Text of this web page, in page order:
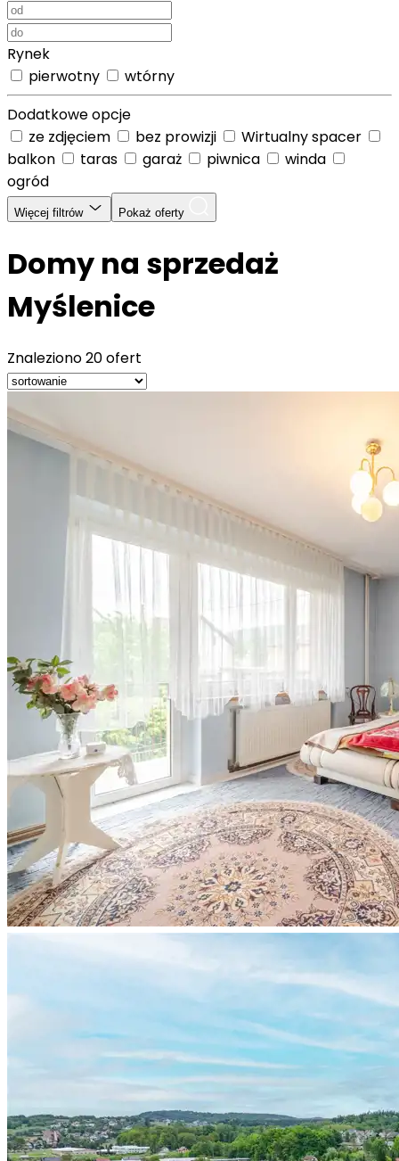
Rynek
pierwotny
wtórny
Dodatkowe opcje
ze zdjęciem
bez prowizji
Wirtualny spacer
balkon
taras garaż piwnica
winda
ogród
Więcej filtrów Pokaż oferty
Domy na sprzedaż
Myślenice
Znaleziono20 ofert